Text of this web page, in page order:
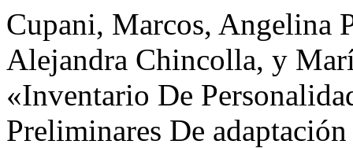
Cupani, Marcos, Angelina
Alejandra Chincolla, y
«Inventario De
Preliminares De